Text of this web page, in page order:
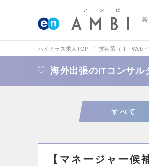
ハイクラス求人TOP 技術系（IT・Web・
海外出張のITコンサル
すべて
【マネージャー